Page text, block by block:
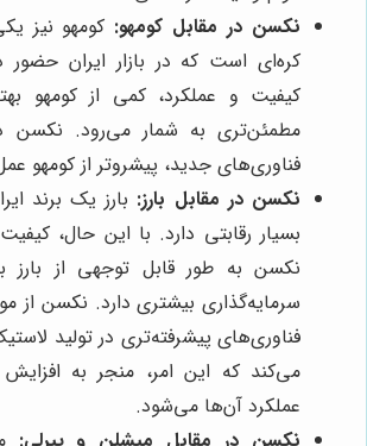
نکسن در مقابل کومهو: کومهو نیز
کره‌ای است که در بازار ایران حضور
کیفیت و عملکرد، کمی از کومهو
مطمئن‌تری به شمار می‌رود. نکسن
فناوری‌های جدید، پیشروتر از کومهو
نکسن در مقابل بارز: بارز یک برند
بسیار رقابتی دارد. با این حال،
نکسن به طور قابل توجهی از
سرمایه‌گذاری بیشتری دارد. نکسن از
فناوری‌های پیشرفته‌تری در تولید
می‌کند که این امر، منجر به
عملکرد آن‌ها می‌شود.